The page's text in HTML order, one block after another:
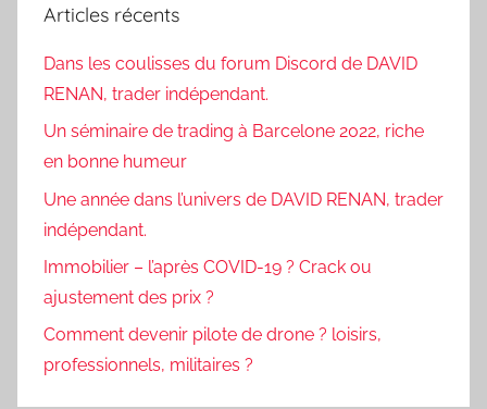
Articles récents
Dans les coulisses du forum Discord de DAVID
RENAN, trader indépendant.
Un séminaire de trading à Barcelone 2022, riche
en bonne humeur
Une année dans l’univers de DAVID RENAN, trader
indépendant.
Immobilier – l’après COVID-19 ? Crack ou
ajustement des prix ?
Comment devenir pilote de drone ? loisirs,
professionnels, militaires ?